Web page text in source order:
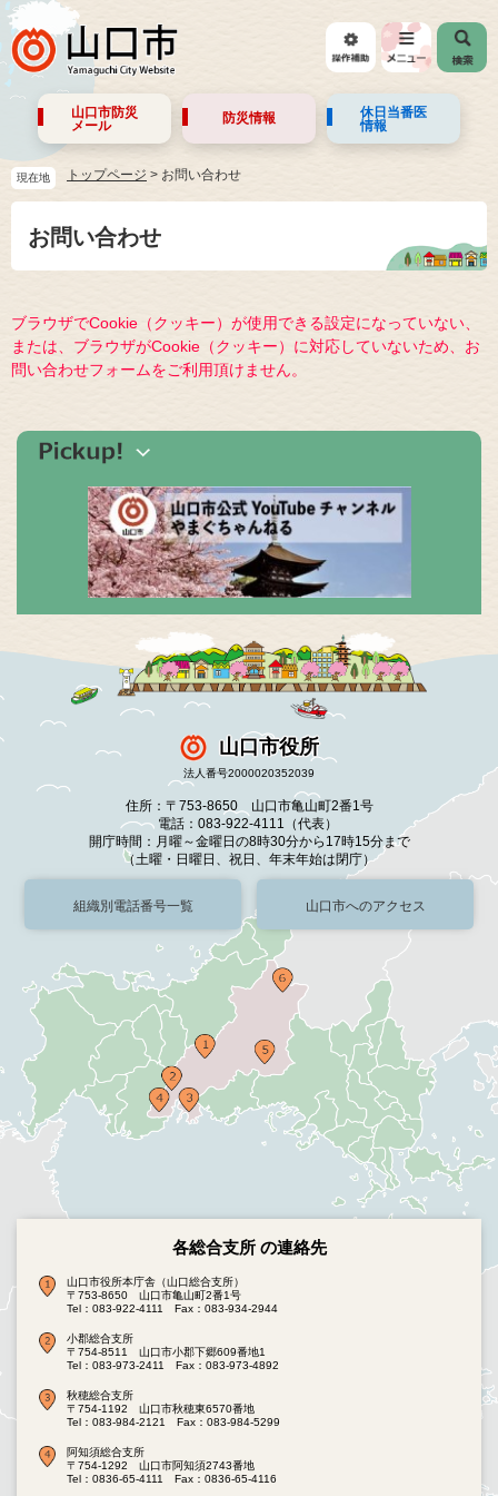
山口市防災
メール
防災情報
休日当番医
情報
現在地 トップページ > お問い合わせ
お問い合わせ
ブラウザでCookie（クッキー）が使用できる設定になっていない、
または、ブラウザがCookie（クッキー）に対応していないため、お
問い合わせフォームをご利用頂けません。
山口市役所
法人番号2000020352039
住所：〒753-8650 山口市亀山町2番1号
電話：083-922-4111（代表）
開庁時間：月曜～金曜日の8時30分から17時15分まで
（土曜・日曜日、祝日、年末年始は閉庁）
組織別電話番号一覧 山口市へのアクセス
各総合支所 の連絡先
山口市役所本庁舎（山口総合支所）
〒753-8650 山口市亀山町2番1号
Tel：083-922-4111
Fax：083-934-2944
小郡総合支所
〒754-8511 山口市小郡下郷609番地1
Tel：083-973-2411
Fax：083-973-4892
秋穂総合支所
〒754-1192 山口市秋穂東6570番地
Tel：083-984-2121
Fax：083-984-5299
阿知須総合支所
〒754-1292 山口市阿知須2743番地
Tel：0836-65-4111
Fax：0836-65-4116